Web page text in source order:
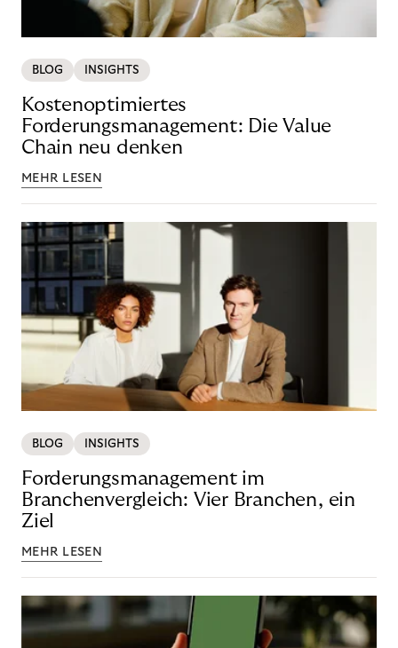
BLOG INSIGHTS
Kostenoptimiertes
Forderungsmanagement: Die Value
Chain neu denken
MEHR LESEN
BLOG INSIGHTS
Forderungsmanagement im
Branchenvergleich: Vier Branchen, ein
Ziel
MEHR LESEN